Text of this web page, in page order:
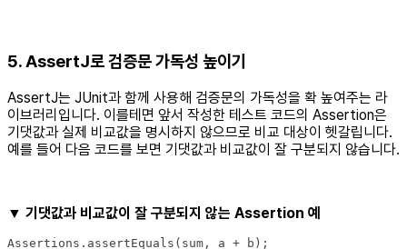
5. AssertJ로 검증문 가독성 높이기
AssertJ는 JUnit과 함께 사용해 검증문의 가독성을 확 높여주는 라
이브러리입니다. 이를테면 앞서 작성한 테스트 코드의 Assertion은
기댓값과 실제 비교값을 명시하지 않으므로 비교 대상이 헷갈립니다.
예를 들어 다음 코드를 보면 기댓값과 비교값이 잘 구분되지 않습니다.
▼ 기댓값과 비교값이 잘 구분되지 않는 Assertion 예
Assertions.assertEquals(sum, a + b);